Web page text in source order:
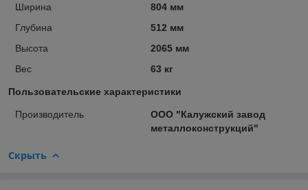
Ширина
804 мм
Глубина
512 мм
Высота
2065 мм
Вес
63 кг
Пользовательские характеристики
Производитель
ООО "Калужский завод
металлоконструкций"
Скрыть